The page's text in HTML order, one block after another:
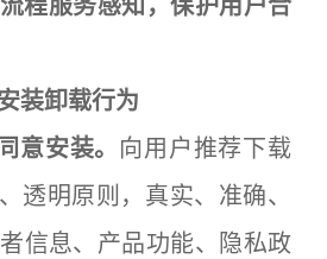
服务感知，保护用户合
卸载行为
意安装。 向用户推荐下载
透明原则，真实、准确、
信息、产品功能、隐私政